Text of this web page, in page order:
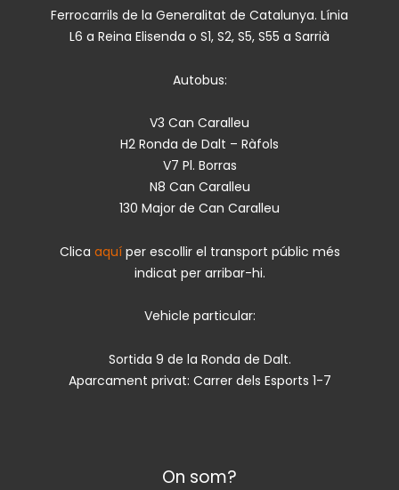
Ferrocarrils de la Generalitat de Catalunya. Línia
L6 a Reina Elisenda o S1, S2, S5, S55 a Sarrià
Autobus:
V3 Can Caralleu
H2 Ronda de Dalt – Ràfols
V7 Pl. Borras
N8 Can Caralleu
130 Major de Can Caralleu
Clica aquí per escollir el transport públic més
indicat per arribar-hi.
Vehicle particular:
Sortida 9 de la Ronda de Dalt.
Aparcament privat: Carrer dels Esports 1-7
On som?